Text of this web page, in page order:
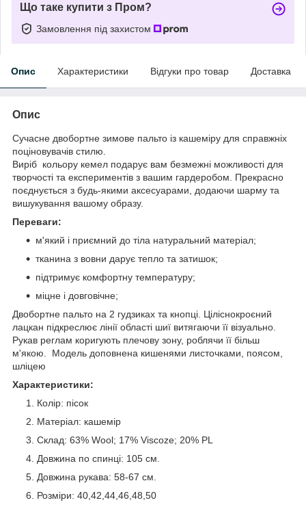
Що таке купити з Пром?
Замовлення під захистом
Опис Характеристики Відгуки про товар Доставка
Опис
Сучасне двобортне зимове пальто із кашеміру для справжніх
поціновувачів стилю.
Виріб кольору кемел подарує вам безмежні можливості для
творчості та експериментів з вашим гардеробом. Прекрасно
поєднується з будь-якими аксесуарами, додаючи шарму та
вишукування вашому образу.
Переваги:
м'який і приємний до тіла натуральний матеріал;
тканина з вовни дарує тепло та затишок;
підтримує комфортну температуру;
міцне і довговічне;
Двобортне пальто на 2 гудзиках та кнопці. Ціліснокроєний
лацкан підкреслює лінії області шиї витягаючи її візуально.
Рукав реглам коригують плечову зону, роблячи її більш
м'якою. Модель доповнена кишенями листочками, поясом,
шліцею
Характеристики:
Колір: пісок
Матеріал: кашемір
Склад: 63% Wool; 17% Viscoze; 20% PL
Довжина по спинці: 105 см.
Довжина рукава: 58-67 см.
Розміри: 40,42,44,46,48,50